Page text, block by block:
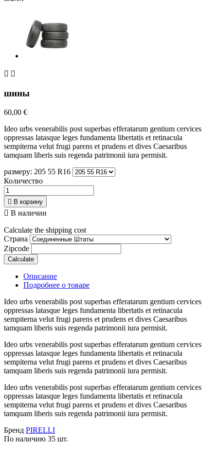
 
шины
60,00 €
Ideo urbs venerabilis post superbas efferatarum gentium cervices
oppressas latasque leges fundamenta libertatis et retinacula
sempiterna velut frugi parens et prudens et dives Caesaribus
tamquam liberis suis regenda patrimonii iura permisit.
размеру: 205 55 R16
Количество
 В корзину
 В наличии
Calculate the shipping cost
Страна
Zipcode
Calculate
Описание
Подробнее о товаре
Ideo urbs venerabilis post superbas efferatarum gentium cervices
oppressas latasque leges fundamenta libertatis et retinacula
sempiterna velut frugi parens et prudens et dives Caesaribus
tamquam liberis suis regenda patrimonii iura permisit.
Ideo urbs venerabilis post superbas efferatarum gentium cervices
oppressas latasque leges fundamenta libertatis et retinacula
sempiterna velut frugi parens et prudens et dives Caesaribus
tamquam liberis suis regenda patrimonii iura permisit.
Ideo urbs venerabilis post superbas efferatarum gentium cervices
oppressas latasque leges fundamenta libertatis et retinacula
sempiterna velut frugi parens et prudens et dives Caesaribus
tamquam liberis suis regenda patrimonii iura permisit.
Бренд PIRELLI
По наличию 35 шт.